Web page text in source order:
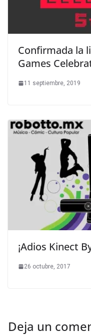
Confirmada la
Games
11 septiembre, 2019
¡Adios Kinect
26 octubre, 2017
Deja un